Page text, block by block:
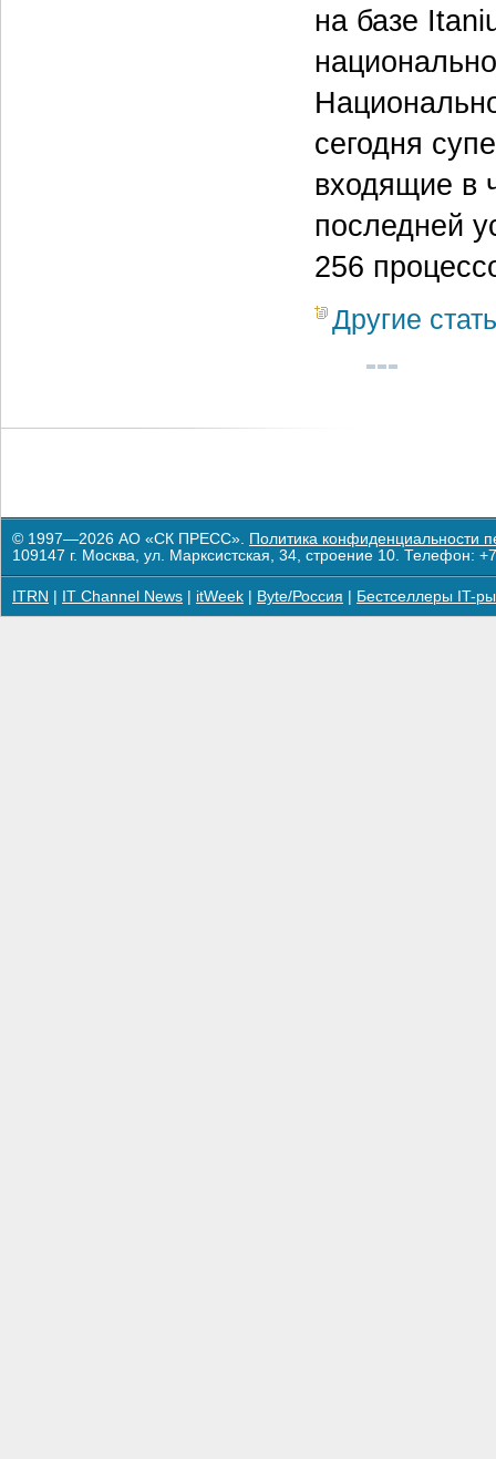
на базе
сегодня
входящие в
последней
256
Другие
© 1997—2026 АО «СК ПРЕСС». Политика конфиденциальности
109147 г. Москва, ул. Марксистская, 34, строение 10. Телефон:
ITRN IT Channel News itWeek Byte/Россия Бестселлеры IT-